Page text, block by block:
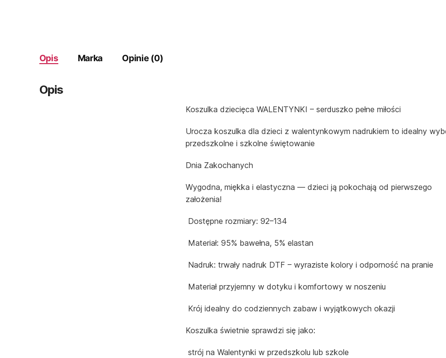
Opis Marka Opinie (0)
Opis
Koszulka dziecięca WALENTYNKI – serduszko pełne miłości
Urocza koszulka dla dzieci z walentynkowym nadrukiem to idealny
przedszkolne i szkolne świętowanie
Dnia Zakochanych
Wygodna, miękka i elastyczna — dzieci ją pokochają od pierwszego
założenia!
Dostępne rozmiary: 92–134
Materiał: 95% bawełna, 5% elastan
Nadruk: trwały nadruk DTF – wyraziste kolory i odporność na pranie
Materiał przyjemny w dotyku i komfortowy w noszeniu
Krój idealny do codziennych zabaw i wyjątkowych okazji
Koszulka świetnie sprawdzi się jako:
strój na Walentynki w przedszkolu lub szkole